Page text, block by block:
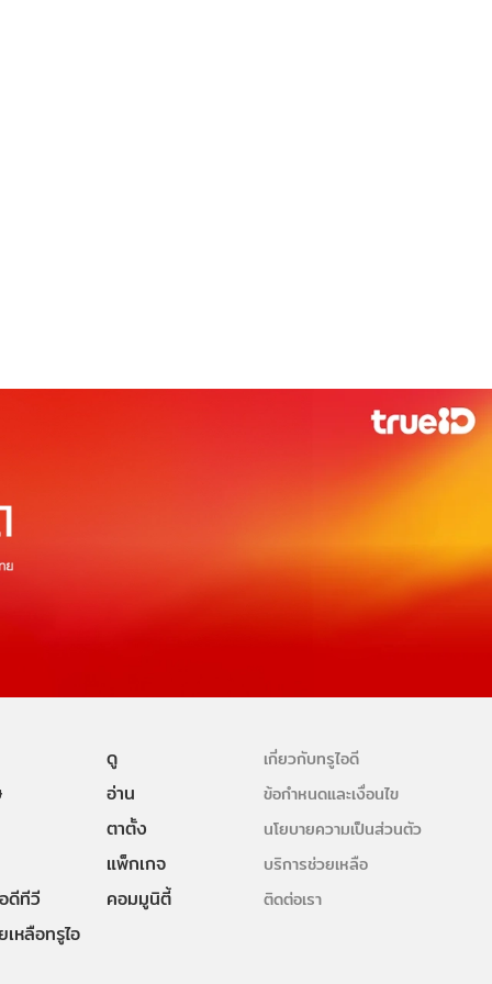
ดู
อ่าน
ตาตั้ง
แพ็กเกจ
ดีทีวี
คอมมูนิตี้
หลือทรูไอ
เกี่ยวกับทรูไอดี
ข้อกำหนดและเงื่อนไข
นโยบายความเป็นส่วนตัว
บริการช่วยเหลือ
ติดต่อเรา